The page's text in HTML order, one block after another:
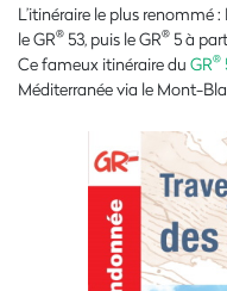
L’itinéraire le plus renommé :
le GR® 53, puis le GR® 5 à
Ce fameux itinéraire du GR®
Méditerranée via le Mont-